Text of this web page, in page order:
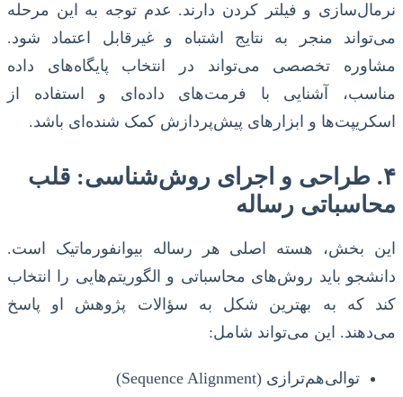
نرمال‌سازی و فیلتر کردن دارند. عدم توجه به این مرحله
می‌تواند منجر به نتایج اشتباه و غیرقابل اعتماد شود.
مشاوره تخصصی می‌تواند در انتخاب پایگاه‌های داده
مناسب، آشنایی با فرمت‌های داده‌ای و استفاده از
اسکریپت‌ها و ابزارهای پیش‌پردازش کمک شنده‌ای باشد.
۴. طراحی و اجرای روش‌شناسی: قلب
محاسباتی رساله
این بخش، هسته اصلی هر رساله بیوانفورماتیک است.
دانشجو باید روش‌های محاسباتی و الگوریتم‌هایی را انتخاب
کند که به بهترین شکل به سؤالات پژوهش او پاسخ
می‌دهند. این می‌تواند شامل:
توالی‌هم‌ترازی (Sequence Alignment)